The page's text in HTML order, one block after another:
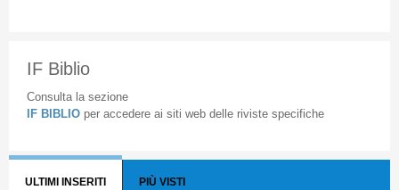
IF Biblio
Consulta la sezione
IF BIBLIO per accedere ai siti web delle riviste specifiche
ULTIMI INSERITI PIÙ VISTI